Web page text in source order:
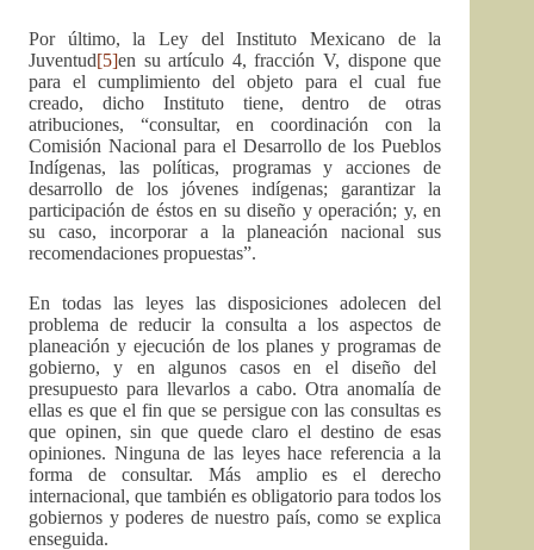
Por último, la Ley del Instituto Mexicano de la
Juventud[5]en su artículo 4, fracción V, dispone que
para el cumplimiento del objeto para el cual fue
creado, dicho Instituto tiene, dentro de otras
atribuciones, “consultar, en coordinación con la
Comisión Nacional para el Desarrollo de los Pueblos
Indígenas, las políticas, programas y acciones de
desarrollo de los jóvenes indígenas; garantizar la
participación de éstos en su diseño y operación; y, en
su caso, incorporar a la planeación nacional sus
recomendaciones propuestas”.
En todas las leyes las disposiciones adolecen del
problema de reducir la consulta a los aspectos de
planeación y ejecución de los planes y programas de
gobierno, y en algunos casos en el diseño del
presupuesto para llevarlos a cabo. Otra anomalía de
ellas es que el fin que se persigue con las consultas es
que opinen, sin que quede claro el destino de esas
opiniones. Ninguna de las leyes hace referencia a la
forma de consultar. Más amplio es el derecho
internacional, que también es obligatorio para todos los
gobiernos y poderes de nuestro país, como se explica
enseguida.